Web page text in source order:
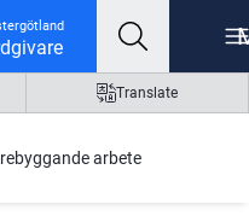
Translate
arbete